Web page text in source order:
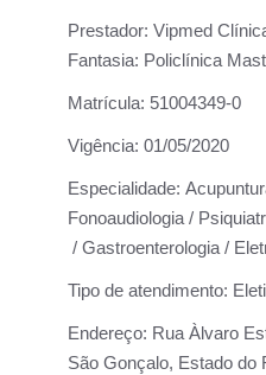
Prestador: Vipmed
Fantasia: Policlínica
Matrícula: 51004349-0
Vigência: 01/05/2020
Especialidade:
Fonoaudiologia /
/ Gastroenterologia /
Tipo de atendimento:
Endereço: Rua Àlvaro
São Gonçalo, Estado do